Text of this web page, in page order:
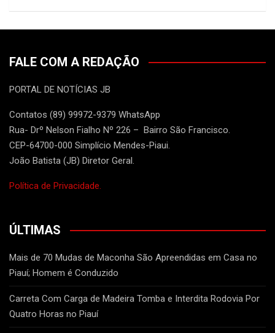
FALE COM A REDAÇÃO
PORTAL DE NOTÍCIAS JB
Contatos (89) 99972-9379 WhatsApp
Rua- Drº Nelson Fialho Nº 226 – Bairro São Francisco.
CEP-64700-000 Simplício Mendes-Piaui.
João Batista (JB) Diretor Geral.
Política de Privacidade.
ÚLTIMAS
Mais de 70 Mudas de Maconha São Apreendidas em Casa no
Piauí; Homem é Conduzido
Carreta Com Carga de Madeira Tomba e Interdita Rodovia Por
Quatro Horas no Piauí